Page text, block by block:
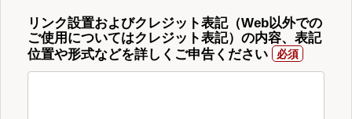
リンク設置およびクレジット表記（Web以外での
ご使用についてはクレジット表記）の内容、表記
位置や形式などを詳しくご申告ください